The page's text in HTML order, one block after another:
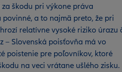
škodu pri výkone práva
a to najmä preto, že pri
relatívne vysoké riziko úrazu
– Slovenská poisťovňa má vo
poistenie pre poľovníkov, ktoré
na veci vrátane ušlého zisku.